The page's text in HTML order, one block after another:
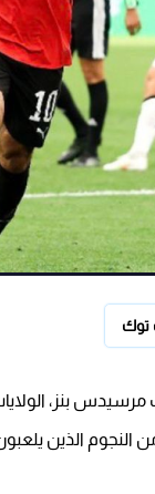
توك
الأرجنتين علي ملعب مرسيدس
الذين